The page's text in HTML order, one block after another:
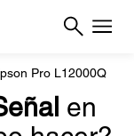
Pro L12000Q
en